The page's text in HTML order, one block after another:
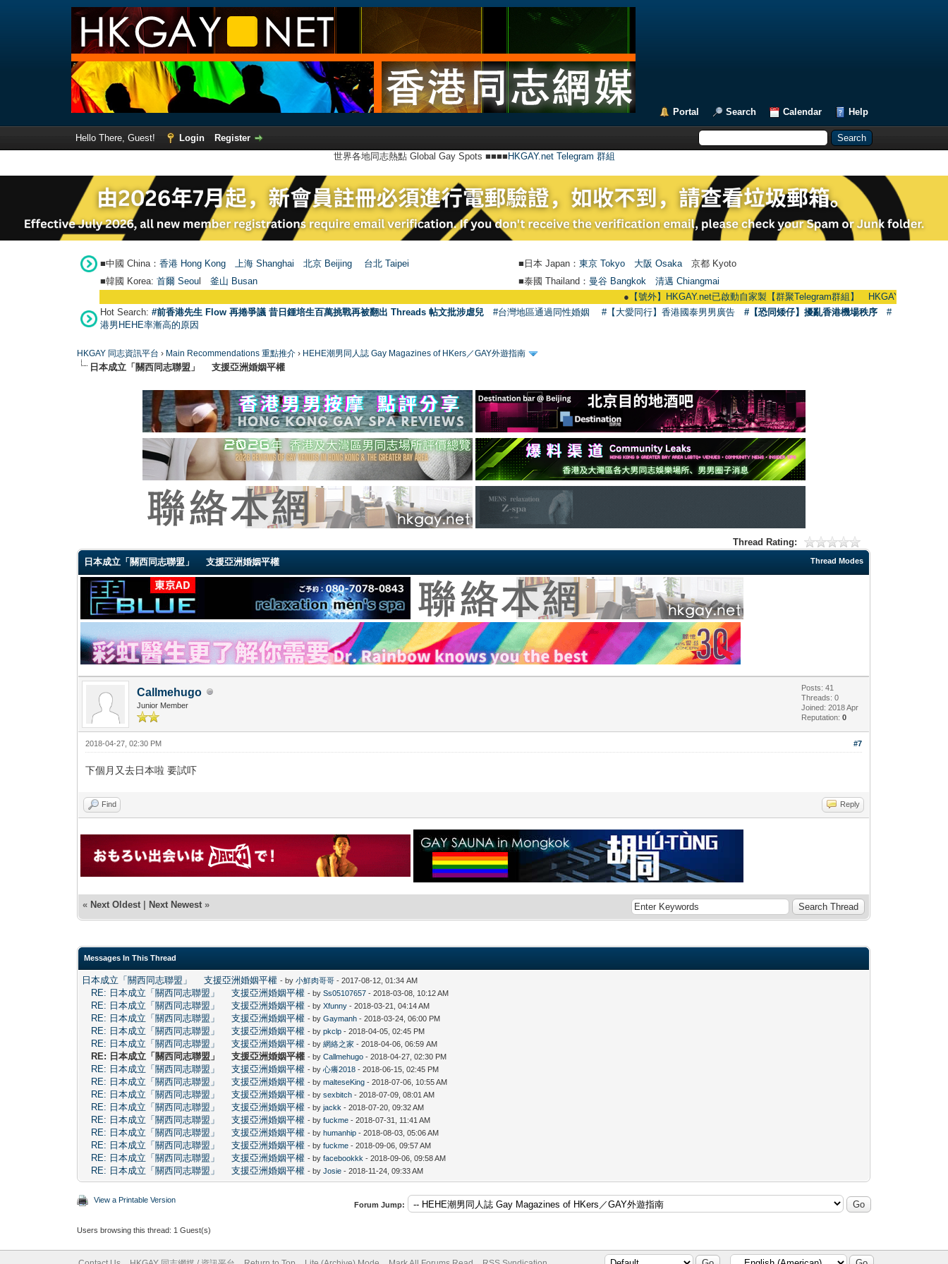
Portal Search Calendar Help
Hello There, Guest! Login
Register
世界各地同志熱點 Global Gay Spots ■■■■ HKGAY.net Telegram 群組
■中國 China： 香港 Hong Kong 上海 Shanghai 北京 Beijing 台北 Taipei ■日本 Japan： 東京 Tokyo 大阪 Osaka 京都 Kyoto
■韓國 Korea: 首爾 Seou 釜山 Busan ■泰國 Thailand： 曼谷 Bangkok
清邁 Chiangmai
【號外】HKGAY.net已啟動自家製【群聚Telegram群組】 HKGAY.net has already
Hot Search: #前香港先生 Flow 再捲爭議 昔日鍾培生百萬挑戰再被翻出 Threads 帖文批涉虐兒 #台灣地區通過同性婚姻 #【大愛同行】香港國泰男男廣告 #【恐同矮仔】擾亂香港機場秩序
#
港男HEHE率漸高的原因
HKGAY 同志資訊平台 › Main Recommendations 重點推介 › HEHE潮男同人誌 Gay Magazines of HKers／GAY外遊指南
日本成立「關西同志聯盟」 支援亞洲婚姻平權
Thread Rating:
Thread Modes
日本成立「關西同志聯盟」 支援亞洲婚姻平權
Callmehugo
Junior Member
Posts: 41
Threads: 0
Joined: 2018 Apr
Reputation:0
#7
2018-04-27, 02:30 PM
下個月又去日本啦 要試吓
Find Reply
« Next Oldest | Next Newest »
Messages In This Thread
日本成立「關西同志聯盟」 支援亞洲婚姻平權 - by小鮮肉哥哥 - 2017-08-12, 01:34 AM
RE: 日本成立「關西同志聯盟」 支援亞洲婚姻平權 - bySs05107657 - 2018-03-08, 10:12 AM
RE: 日本成立「關西同志聯盟」 支援亞洲婚姻平權 - byXfunny - 2018-03-21, 04:14 AM
RE: 日本成立「關西同志聯盟」 支援亞洲婚姻平權 - byGaymanh - 2018-03-24, 06:00 PM
RE: 日本成立「關西同志聯盟」 支援亞洲婚姻平權 - bypkclp - 2018-04-05, 02:45 PM
RE: 日本成立「關西同志聯盟」 支援亞洲婚姻平權 - by網絡之家 - 2018-04-06, 06:59 AM
RE: 日本成立「關西同志聯盟」 支援亞洲婚姻平權 - byCallmehugo - 2018-04-27, 02:30 PM
RE: 日本成立「關西同志聯盟」 支援亞洲婚姻平權 - by心癢2018 - 2018-06-15, 02:45 PM
RE: 日本成立「關西同志聯盟」 支援亞洲婚姻平權 - bymalteseKing - 2018-07-06, 10:55 AM
RE: 日本成立「關西同志聯盟」 支援亞洲婚姻平權 - bysexbitch - 2018-07-09, 08:01 AM
RE: 日本成立「關西同志聯盟」 支援亞洲婚姻平權 - byjackk - 2018-07-20, 09:32 AM
RE: 日本成立「關西同志聯盟」 支援亞洲婚姻平權 - byfuckme - 2018-07-31, 11:41 AM
RE: 日本成立「關西同志聯盟」 支援亞洲婚姻平權 - byhumanhip - 2018-08-03, 05:06 AM
RE: 日本成立「關西同志聯盟」 支援亞洲婚姻平權 - byfuckme - 2018-09-06, 09:57 AM
RE: 日本成立「關西同志聯盟」 支援亞洲婚姻平權 - byfacebookkk - 2018-09-06, 09:58 AM
RE: 日本成立「關西同志聯盟」 支援亞洲婚姻平權 - byJosie - 2018-11-24, 09:33 AM
View a Printable Version
Forum Jump:
Users browsing this thread: 1 Guest(s)